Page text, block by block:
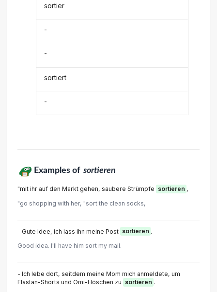
sortier
-
-
sortiert
-
Examples of sortieren
"mit ihr auf den Markt gehen, saubere Strümpfe sortieren ,
"go shopping with her, "sort the clean socks,
- Gute Idee, ich lass ihn meine Post sortieren .
Good idea. I'll have him sort my mail.
- Ich lebe dort, seitdem meine Mom mich anmeldete, um
Elastan-Shorts und Omi-Höschen zu sortieren .